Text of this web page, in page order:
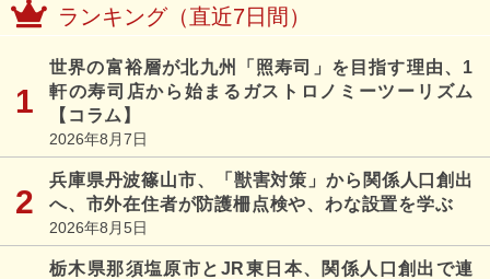
ランキング（直近7日間）
世界の富裕層が北九州「照寿司」を目指す理由、1
軒の寿司店から始まるガストロノミーツーリズム
【コラム】
2026年8月7日
兵庫県丹波篠山市、「獣害対策」から関係人口創出
へ、市外在住者が防護柵点検や、わな設置を学ぶ
2026年8月5日
栃木県那須塩原市とJR東日本、関係人口創出で連